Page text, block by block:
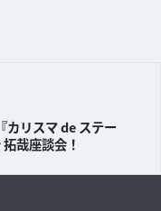
リスマ de ステー
哉座談会！